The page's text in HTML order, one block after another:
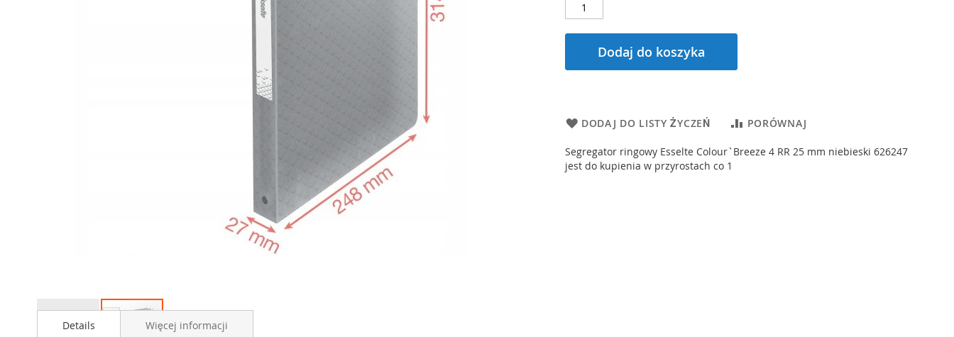
na
początek
Dodaj do koszyka
DODAJ DO LISTY ŻYCZEŃ PORÓWNAJ
Segregator ringowy Esselte Colour`Breeze 4 RR 25 mm niebieski 626247
jest do kupienia w przyrostach co 1
Details Więcej informacji